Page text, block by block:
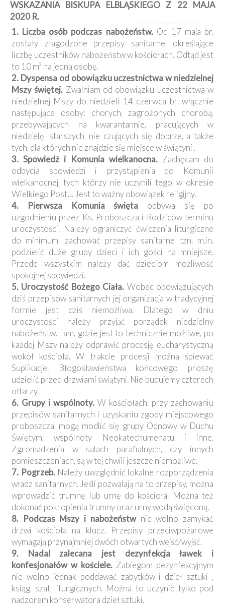
Kancelaria
Galeria
Dekanat
Nowy
Staw
Kapituła
Kolegiacka
Duszpasterze
Polecane
strony
Ochrona
Małoletnich
WSKAZANIA BISKUPA ELBLĄSKIEGO Z 22 MAJA
2020 R.
1. Liczba osób podczas nabożeństw. Od 17 maja br.
zostały złagodzone przepisy sanitarne, określające
liczbę uczestników nabożeństw w kościołach. Odtąd jest
to 10 m² na jedną osobę.
2. Dyspensa od obowiązku uczestnictwa w niedzielnej
Mszy świętej. Zwalniam od obowiązku uczestnictwa w
niedzielnej Mszy do niedzieli 14 czerwca br. włącznie
następujące osoby: chorych, zagrożonych chorobą,
przebywających na kwarantannie, pracujących w
niedzielę, starszych, nie czujących się dobrze, a także
tych, dla których nie znajdzie się miejsce w świątyni .
3. Spowiedź i Komunia wielkanocna. Zachęcam do
odbycia spowiedzi i przystąpienia do Komunii
wielkanocnej, tych którzy nie uczynili tego w okresie
Wielkiego Postu. Jest to ważny obowiązek religijny.
4. Pierwsza Komunia święta odbywa się po
uzgodnieniu przez Ks. Proboszcza i Rodziców terminu
uroczystości. Należy ograniczyć ćwiczenia liturgiczne
do minimum, zachować przepisy sanitarne tzn. m.in.
podzielić duże grupy dzieci i ich gości na mniejsze.
Przede wszystkim należy dać dzieciom możliwość
spokojnej spowiedzi.
5. Uroczystość Bożego Ciała. Wobec obowiązujących
dziś przepisów sanitarnych jej organizacja w tradycyjnej
formie jest dziś niemożliwa. Dlatego w dniu
uroczystości należy przyjąć porządek niedzielny
nabożeństw. Tam, gdzie jest to technicznie możliwe, po
każdej Mszy należy odprawić procesję eucharystyczną
wokół kościoła. W trakcie procesji można śpiewać
Suplikacje. Błogosławieństwa końcowego proszę
udzielić przed drzwiami świątyni. Nie budujemy czterech
ołtarzy.
6. Grupy i wspólnoty. W kościołach, przy zachowaniu
przepisów sanitarnych i uzyskaniu zgody miejscowego
proboszcza, mogą modlić się grupy Odnowy w Duchu
Świętym, wspólnoty Neokatechumenatu i inne.
Zgromadzenia w salach parafialnych, czy innych
pomieszczeniach, są w tej chwili jeszcze niemożliwe.
7. Pogrzeb. Należy uwzględnić lokalne rozporządzenia
władz sanitarnych. Jeśli pozwalają na to przepisy, można
wprowadzić trumnę lub urnę do kościoła. Można też
dokonać pokropienia trumny oraz urny wodą święconą.
8. Podczas Mszy i nabożeństw nie wolno zamykać
drzwi kościoła na klucz. Przepisy przeciwpożarowe
wymagają przynajmniej dwóch otwartych wejść/wyjść.
9. Nadal zalecana jest dezynfekcja ławek i
konfesjonałów w kościele. Zabiegom dezynfekcyjnym
nie wolno jednak poddawać zabytków i dzieł sztuki ,
ksiąg, szat liturgicznych. Można to uczynić tylko pod
nadzorem konserwatora dzieł sztuki.